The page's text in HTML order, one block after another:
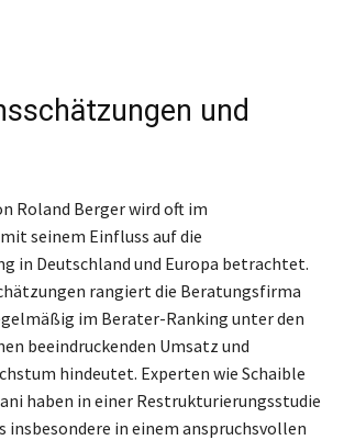
und
Roland Berger wird oft im
seinem Einfluss auf die
in Deutschland und Europa betrachtet.
rangiert die Beratungsfirma
im Berater-Ranking unter den
beeindruckenden Umsatz und
hindeutet. Experten wie Schaible
haben in einer Restrukturierungsstudie
in einem anspruchsvollen